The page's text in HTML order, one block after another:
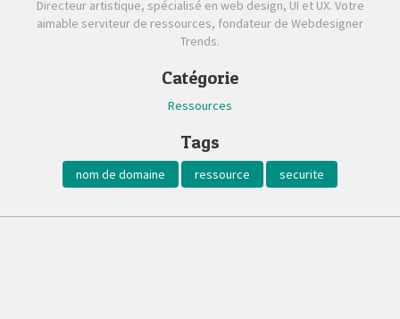
Directeur artistique, spécialisé en web design, UI et UX. Votre
aimable serviteur de ressources, fondateur de Webdesigner
Trends.
Catégorie
Ressources
Tags
nom de domaine ressource securite